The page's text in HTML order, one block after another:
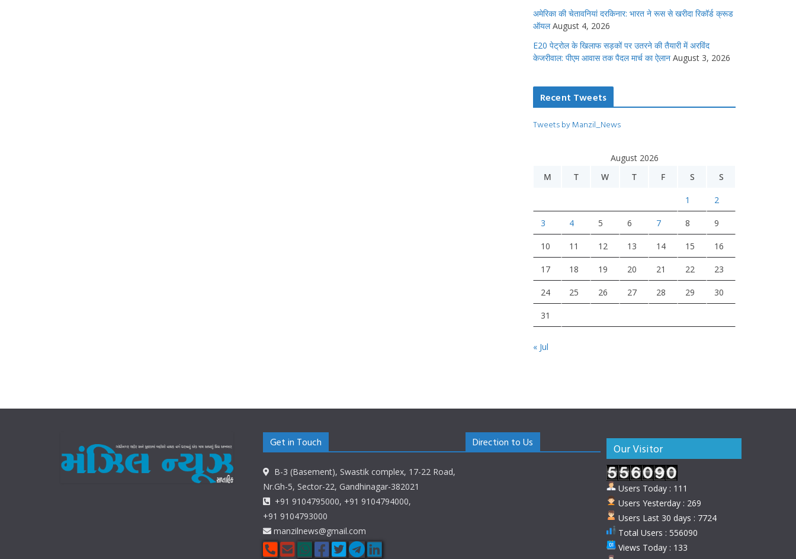
अमेरिका की चेतावनियां दरकिनार: भारत ने रूस से खरीदा रिकॉर्ड क्रूड
ऑयल August 4, 2026
E20 पेट्रोल के खिलाफ सड़कों पर उतरने की तैयारी में अरविंद
केजरीवाल: पीएम आवास तक पैदल मार्च का ऐलान August 3, 2026
Recent Tweets
Tweets by Manzil_News
August 2026
M
T W T F S S
1 2
3 4 5 6 7 8 9
10 11 12 13 14 15 16
17 18 19 20 21 22 23
24 25 26 27 28 29 30
31
« Jul
Get in Touch
B-3 (Basement), Swastik complex, 17-22 Road,
Nr.Gh-5, Sector-22, Gandhinagar-382021
+91 9104795000, +91 9104794000,
+91 9104793000
manzilnews@gmail.com
Direction to Us Our Visitor
Users Today : 111
Users Yesterday : 269
Users Last 30 days : 7724
Total Users : 556090
Views Today : 133